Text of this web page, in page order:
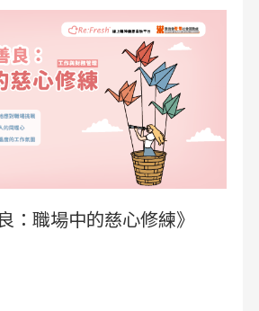
：職場中的慈心修練》